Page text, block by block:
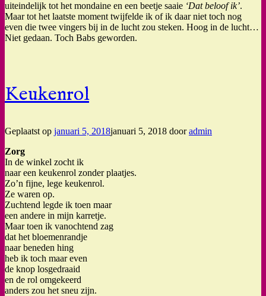
uiteindelijk tot het mondaine en een beetje saaie ‘Dat beloof ik’.
Maar tot het laatste moment twijfelde ik of ik daar niet toch nog
even die twee vingers bij in de lucht zou steken. Hoog in de lucht…
Niet gedaan. Toch Babs geworden.
Keukenrol
Geplaatst op januari 5, 2018januari 5, 2018 dooradmin
Zorg
In de winkel zocht ik
naar een keukenrol zonder plaatjes.
Zo’n fijne, lege keukenrol.
Ze waren op.
Zuchtend legde ik toen maar
een andere in mijn karretje.
Maar toen ik vanochtend zag
dat het bloemenrandje
naar beneden hing
heb ik toch maar even
de knop losgedraaid
en de rol omgekeerd
anders zou het sneu zijn.